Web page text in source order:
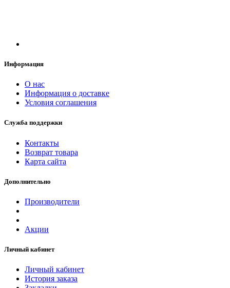
Информация
О нас
Информация о доставке
Условия соглашения
Служба поддержки
Контакты
Возврат товара
Карта сайта
Дополнительно
Производители
Акции
Личный кабинет
Личный кабинет
История заказа